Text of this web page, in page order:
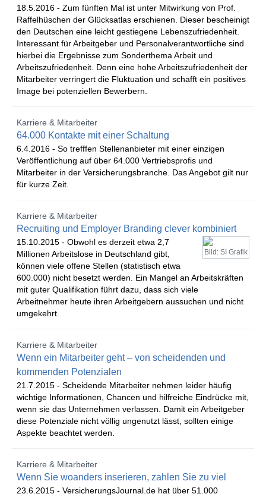
18.5.2016 - Zum fünften Mal ist unter Mitwirkung von Prof.
Raffelhüschen der Glücksatlas erschienen. Dieser bescheinigt
den Deutschen eine leicht gestiegene Lebenszufriedenheit.
Interessant für Arbeitgeber und Personalverantwortliche sind
hierbei die Ergebnisse zum Sonderthema Arbeit und
Arbeitszufriedenheit. Denn eine hohe Arbeitszufriedenheit der
Mitarbeiter verringert die Fluktuation und schafft ein positives
Image bei potenziellen Bewerbern.
Karriere & Mitarbeiter
64.000 Kontakte mit einer Schaltung
6.4.2016 - So trefffen Stellenanbieter mit einer einzigen
Veröffentlichung auf über 64.000 Vertriebsprofis und
Mitarbeiter in der Versicherungsbranche. Das Angebot gilt nur
für kurze Zeit.
Karriere & Mitarbeiter
Recruiting und Employer Branding clever kombiniert
Bild: SI Grafik
15.10.2015 - Obwohl es derzeit etwa 2,7
Millionen Arbeitslose in Deutschland gibt,
können viele offene Stellen (statistisch etwa
600.000) nicht besetzt werden. Ein Mangel an Arbeitskräften
mit guter Qualifikation führt dazu, dass sich viele
Arbeitnehmer heute ihren Arbeitgebern aussuchen und nicht
umgekehrt.
Karriere & Mitarbeiter
Wenn ein Mitarbeiter geht – von scheidenden und
kommenden Potenzialen
21.7.2015 - Scheidende Mitarbeiter nehmen leider häufig
wichtige Informationen, Chancen und hilfreiche Eindrücke mit,
wenn sie das Unternehmen verlassen. Damit ein Arbeitgeber
diese Potenziale nicht völlig ungenutzt lässt, sollten einige
Aspekte beachtet werden.
Karriere & Mitarbeiter
Wenn Sie woanders inserieren, zahlen Sie zu viel
23.6.2015 - VersicherungsJournal.de hat über 51.000